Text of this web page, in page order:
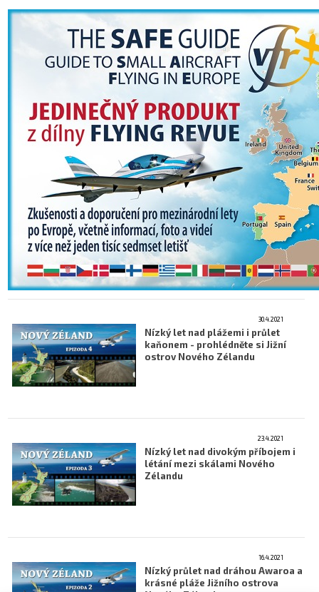
30.4.2021
Nízký let nad plážemi i průlet
kaňonem - prohlédněte si Jižní
ostrov Nového Zélandu
23.4.2021
Nízký let nad divokým příbojem i
létání mezi skálami Nového
Zélandu
16.4.2021
Nízký průlet nad dráhou Awaroa a
krásné pláže Jižního ostrova